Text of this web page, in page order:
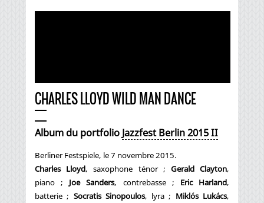
CHARLES LLOYD WILD MAN DANCE
Album du portfolio Jazzfest Berlin 2015 II
Berliner Festspiele, le 7 novembre 2015.
Charles Lloyd, saxophone ténor ; Gerald Clayton,
piano ; Joe Sanders, contrebasse ; Eric Harland,
batterie ; Socratis Sinopoulos, lyra ; Miklós Lukács,